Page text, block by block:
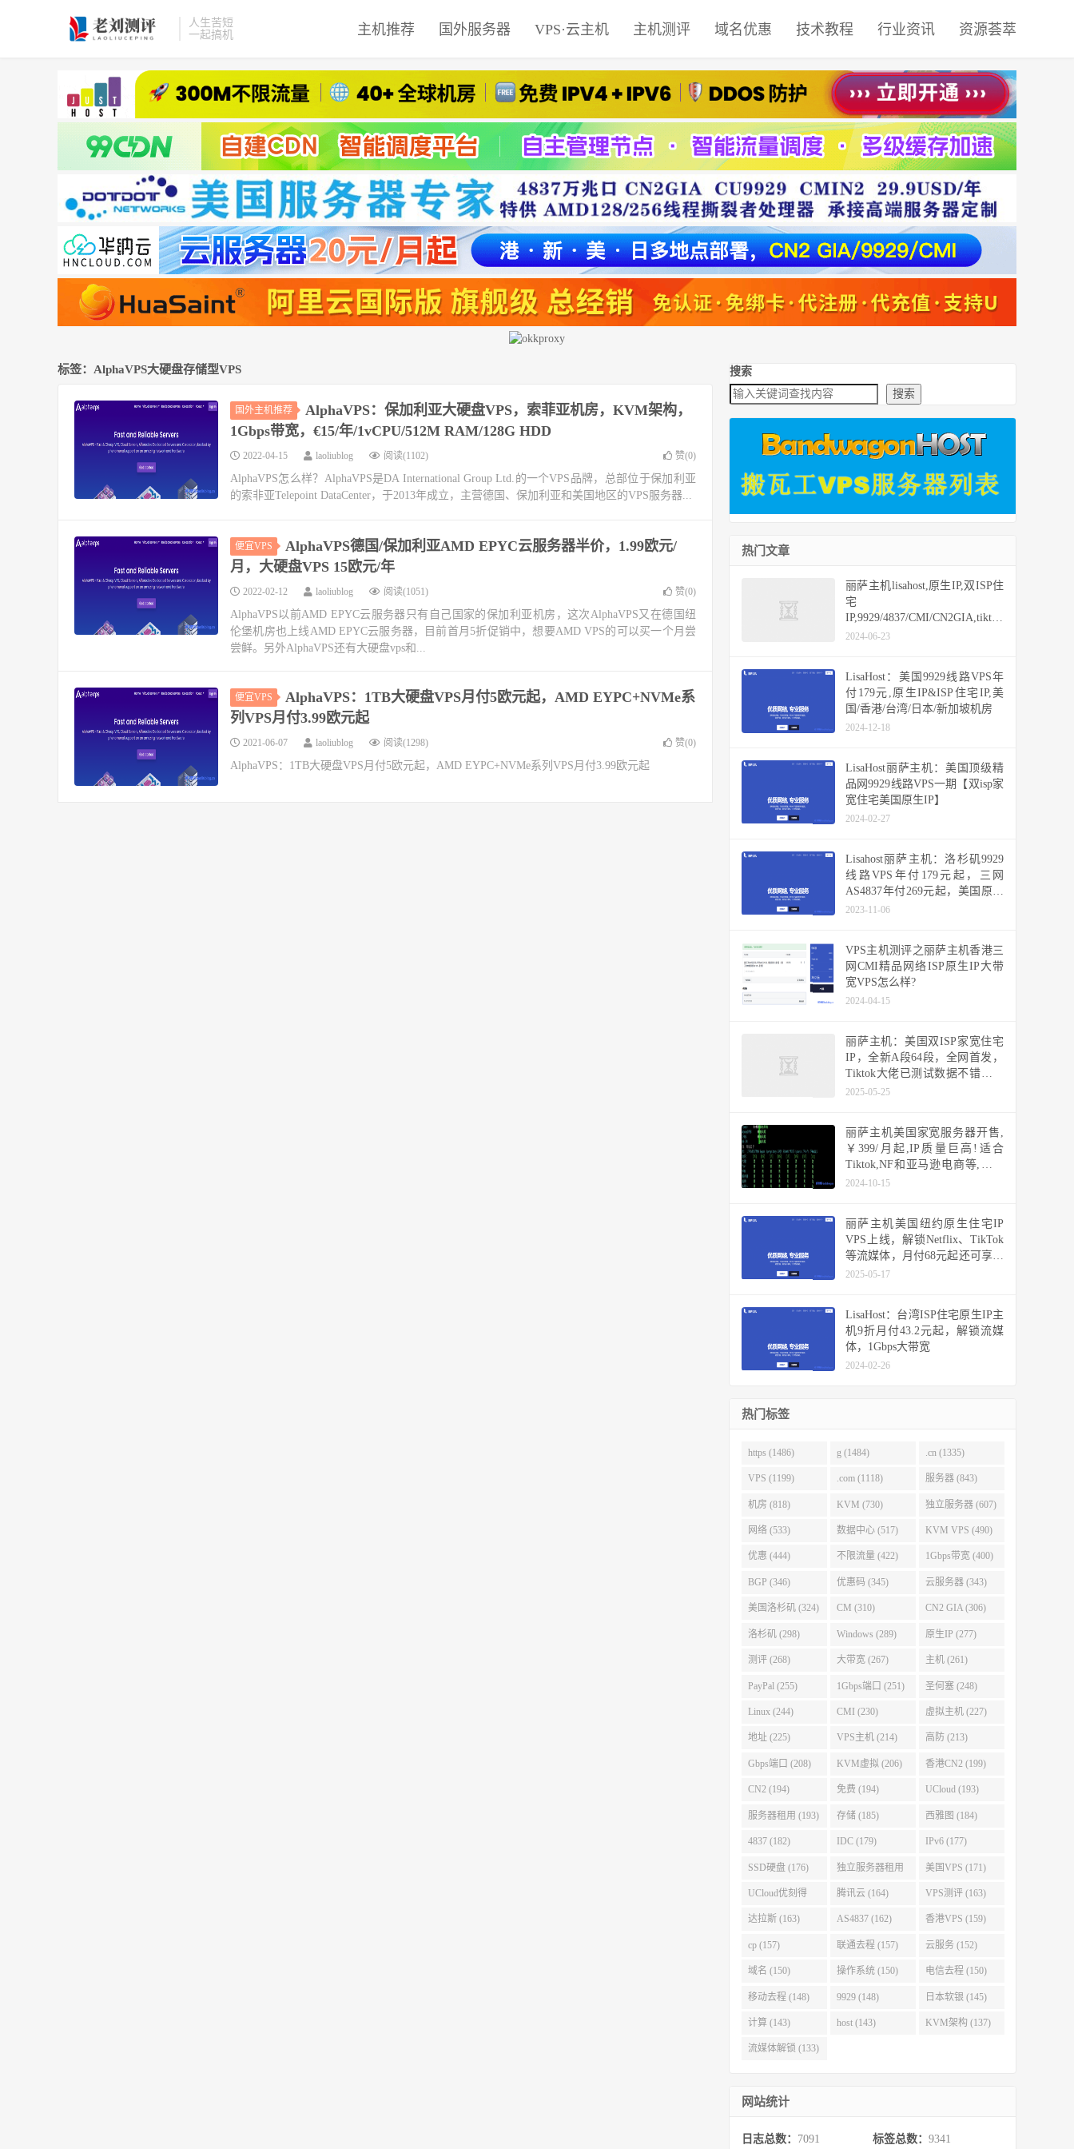
人生苦短
一起搞机
主机推荐 国外服务器 VPS·云主机 主机测评 域名优惠 技术教程 行业资讯 资源荟萃
标签：AlphaVPS大硬盘存储型VPS
国外主机推荐
AlphaVPS：保加利亚大硬盘VPS，索菲亚机房，KVM架构，
1Gbps带宽，€15/年/1vCPU/512M RAM/128G HDD
2022-04-15 laoliublog 阅读(1102) 赞(0)
AlphaVPS怎么样？AlphaVPS是DA International Group Ltd.的一个VPS品牌，总部位于保加利亚
的索非亚Telepoint DataCenter，于2013年成立，主营德国、保加利亚和美国地区的VPS服务器...
便宜VPS
AlphaVPS德国/保加利亚AMD EPYC云服务器半价，1.99欧元/
月，大硬盘VPS 15欧元/年
2022-02-12 laoliublog 阅读(1051) 赞(0)
AlphaVPS以前AMD EPYC云服务器只有自己国家的保加利亚机房，这次AlphaVPS又在德国纽
伦堡机房也上线AMD EPYC云服务器，目前首月5折促销中，想要AMD VPS的可以买一个月尝
尝鲜。另外AlphaVPS还有大硬盘vps和...
便宜VPS
AlphaVPS：1TB大硬盘VPS月付5欧元起，AMD EYPC+NVMe系
列VPS月付3.99欧元起
2021-06-07 laoliublog 阅读(1298) 赞(0)
AlphaVPS：1TB大硬盘VPS月付5欧元起，AMD EYPC+NVMe系列VPS月付3.99欧元起
搜索
搜索
热门文章
丽萨主机lisahost,原生IP,双ISP住
宅
IP,9929/4837/CMI/CN2GIA,tiktok
vps,香港/日本/新加坡/美国/台湾/
2024-06-23
LisaHost：美国9929线路VPS年
付179元,原生IP&ISP住宅IP,美
国/香港/台湾/日本/新加坡机房
2024-12-18
LisaHost丽萨主机：美国顶级精
品网9929线路VPS一期【双isp家
宽住宅美国原生IP】
2024-02-27
Lisahost丽萨主机：洛杉矶9929
线路VPS年付179元起，三网
AS4837年付269元起，美国原生
IP，双ISP家宽IP，可选高防
2023-11-06
VPS主机测评之丽萨主机香港三
网CMI精品网络ISP原生IP大带
宽VPS怎么样?
2024-04-15
丽萨主机：美国双ISP家宽住宅
IP，全新A段64段，全网首发，
Tiktok大佬已测试数据不错，可
以冲了！
2025-05-25
丽萨主机美国家宽服务器开售,
￥399/月起,IP质量巨高!适合
Tiktok,NF和亚马逊电商等,支持
Windows
2024-10-15
丽萨主机美国纽约原生住宅IP
VPS上线，解锁Netflix、TikTok
等流媒体，月付68元起还可享九
折优惠
2025-05-17
LisaHost：台湾ISP住宅原生IP主
机9折月付43.2元起，解锁流媒
体，1Gbps大带宽
2024-02-26
热门标签
https (1486) g (1484) .cn (1335)
VPS (1199) .com (1118) 服务器 (843)
机房 (818) KVM (730) 独立服务器 (607)
网络 (533) 数据中心 (517) KVM VPS (490)
优惠 (444) 不限流量 (422) 1Gbps带宽 (400)
BGP (346) 优惠码 (345) 云服务器 (343)
美国洛杉矶 (324) CM (310) CN2 GIA (306)
洛杉矶 (298) Windows (289) 原生IP (277)
测评 (268) 大带宽 (267) 主机 (261)
PayPal (255) 1Gbps端口 (251) 圣何塞 (248)
Linux (244) CMI (230) 虚拟主机 (227)
地址 (225) VPS主机 (214) 高防 (213)
Gbps端口 (208) KVM虚拟 (206) 香港CN2 (199)
CN2 (194) 免费 (194) UCloud (193)
服务器租用 (193) 存储 (185) 西雅图 (184)
4837 (182) IDC (179) IPv6 (177)
SSD硬盘 (176) 独立服务器租用
(175)
美国VPS (171)
UCloud优刻得
(168)
腾讯云 (164) VPS测评 (163)
达拉斯 (163) AS4837 (162) 香港VPS (159)
cp (157) 联通去程 (157) 云服务 (152)
域名 (150) 操作系统 (150) 电信去程 (150)
移动去程 (148) 9929 (148) 日本软银 (145)
计算 (143) host (143) KVM架构 (137)
流媒体解锁 (133)
网站统计
日志总数： 7091 标签总数： 9341